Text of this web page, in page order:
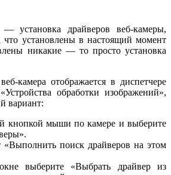
установка драйверов веб-камеры,
что установлены в настоящий момент
никакие — то просто установка
камера отображается в диспетчере
обработки изображений»,
вариант:
кнопкой мыши по камере и выберите
поиск драйверов на этом
выберите «Выбрать драйвер из